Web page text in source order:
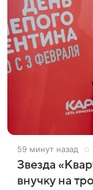
59 минут назад
Звезда
внучку на